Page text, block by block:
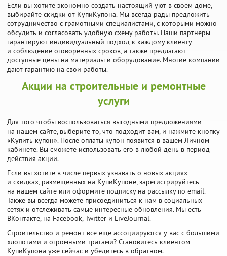
Если вы хотите экономно создать настоящий уют в своем доме,
выбирайте скидки от КупиКупона. Мы всегда рады предложить
сотрудничество с грамотными специалистами, с которыми можно
обсудить и согласовать удобную схему работы. Наши партнеры
гарантируют индивидуальный подход к каждому клиенту
и соблюдение оговоренных сроков, а также предлагают
доступные цены на материалы и оборудование. Многие компании
дают гарантию на свои работы.
Акции на строительные и ремонтные
услуги
Для того чтобы воспользоваться выгодными предложениями
на нашем сайте, выберите то, что подходит вам, и нажмите кнопку
«Купить купон». После оплаты купон появится в вашем Личном
кабинете. Вы сможете использовать его в любой день в период
действия акции.
Если вы хотите в числе первых узнавать о новых акциях
и скидках, размещенных на КупиКупоне, зарегистрируйтесь
на нашем сайте или оформите подписку на рассылку по email.
Также вы всегда можете присоединиться к нам в социальных
сетях и отслеживать самые интересные обновления. Мы есть
ВКонтакте, на Facebook, Twitter и LiveJournal.
Строительство и ремонт все еще ассоциируются у вас с большими
хлопотами и огромными тратами? Становитесь клиентом
КупиКупона уже сейчас и убедитесь в обратном.